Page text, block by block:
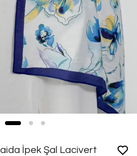
İpek Şal Lacivert